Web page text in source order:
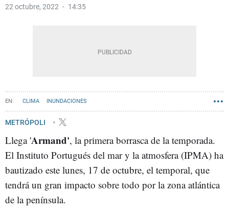
22 octubre, 2022 14:35
CLIMA INUNDACIONES
METRÓPOLI
Llega 'Armand', la primera borrasca de la temporada.
El Instituto Portugués del mar y la atmosfera (IPMA) ha
bautizado este lunes, 17 de octubre, el temporal, que
tendrá un gran impacto sobre todo por la zona atlántica
de la península.